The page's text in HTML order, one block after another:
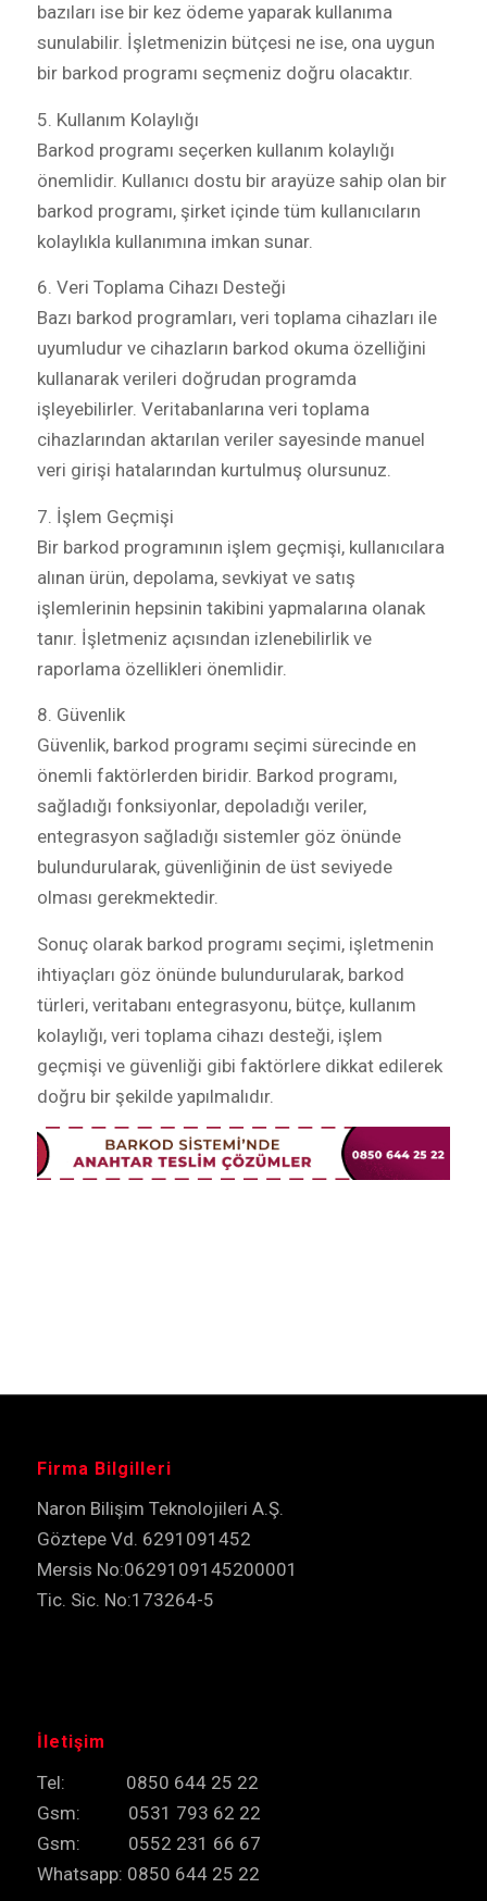
bazıları ise bir kez ödeme yaparak kullanıma
sunulabilir. İşletmenizin bütçesi ne ise, ona uygun
bir barkod programı seçmeniz doğru olacaktır.
5. Kullanım Kolaylığı
Barkod programı seçerken kullanım kolaylığı
önemlidir. Kullanıcı dostu bir arayüze sahip olan bir
barkod programı, şirket içinde tüm kullanıcıların
kolaylıkla kullanımına imkan sunar.
6. Veri Toplama Cihazı Desteği
Bazı barkod programları, veri toplama cihazları ile
uyumludur ve cihazların barkod okuma özelliğini
kullanarak verileri doğrudan programda
işleyebilirler. Veritabanlarına veri toplama
cihazlarından aktarılan veriler sayesinde manuel
veri girişi hatalarından kurtulmuş olursunuz.
7. İşlem Geçmişi
Bir barkod programının işlem geçmişi, kullanıcılara
alınan ürün, depolama, sevkiyat ve satış
işlemlerinin hepsinin takibini yapmalarına olanak
tanır. İşletmeniz açısından izlenebilirlik ve
raporlama özellikleri önemlidir.
8. Güvenlik
Güvenlik, barkod programı seçimi sürecinde en
önemli faktörlerden biridir. Barkod programı,
sağladığı fonksiyonlar, depoladığı veriler,
entegrasyon sağladığı sistemler göz önünde
bulundurularak, güvenliğinin de üst seviyede
olması gerekmektedir.
Sonuç olarak barkod programı seçimi, işletmenin
ihtiyaçları göz önünde bulundurularak, barkod
türleri, veritabanı entegrasyonu, bütçe, kullanım
kolaylığı, veri toplama cihazı desteği, işlem
geçmişi ve güvenliği gibi faktörlere dikkat edilerek
doğru bir şekilde yapılmalıdır.
Firma Bilgilleri
Naron Bilişim Teknolojileri A.Ş.
Göztepe Vd. 6291091452
Mersis No:0629109145200001
Tic. Sic. No:173264-5
İletişim
Tel: 0850 644 25 22
Gsm: 0531 793 62 22
Gsm: 0552 231 66 67
Whatsapp: 0850 644 25 22